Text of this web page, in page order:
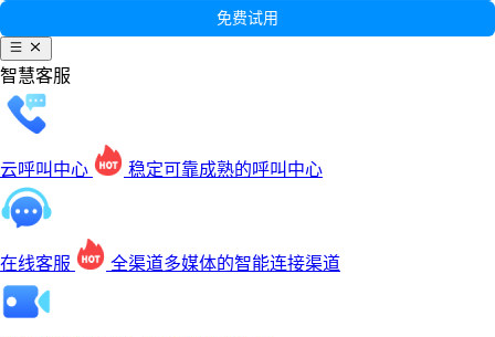
免费试用
智慧客服
云呼叫中心 稳定可靠成熟的呼叫中心
在线客服 全渠道多媒体的智能连接渠道